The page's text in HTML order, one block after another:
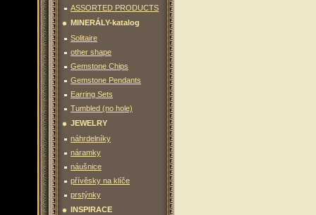
ASSORTED PRODUCTS
MINERÁLY-katalog
Solitaire
other shape
Gemstone Chips
Gemstone Pendants
Earring Sets
Tumbled (no hole)
JEWELRY
náhrdelníky
náramky
náušnice
přívěsky na klíče
prstýnky
INSPIRACE